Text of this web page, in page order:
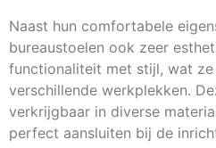
Naast hun comfortabele
bureaustoelen ook zeer
functionaliteit met stijl, wat
verschillende werkplekken.
verkrijgbaar in diverse
perfect aansluiten bij de